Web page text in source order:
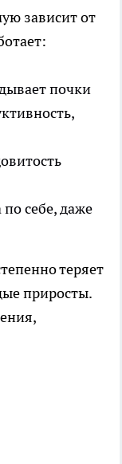
зависит от
почки
себе, даже
теряет
приросты.